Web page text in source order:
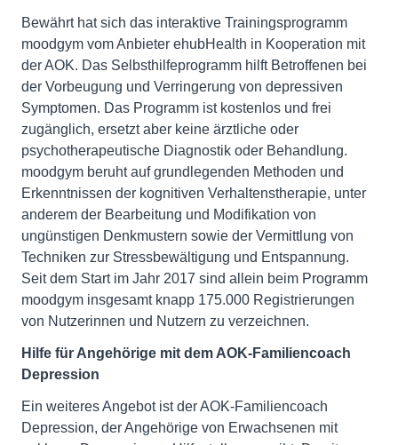
Bewährt hat sich das interaktive Trainingsprogramm
moodgym vom Anbieter ehubHealth in Kooperation mit
der AOK. Das Selbsthilfeprogramm hilft Betroffenen bei
der Vorbeugung und Verringerung von depressiven
Symptomen. Das Programm ist kostenlos und frei
zugänglich, ersetzt aber keine ärztliche oder
psychotherapeutische Diagnostik oder Behandlung.
moodgym beruht auf grundlegenden Methoden und
Erkenntnissen der kognitiven Verhaltenstherapie, unter
anderem der Bearbeitung und Modifikation von
ungünstigen Denkmustern sowie der Vermittlung von
Techniken zur Stressbewältigung und Entspannung.
Seit dem Start im Jahr 2017 sind allein beim Programm
moodgym insgesamt knapp 175.000 Registrierungen
von Nutzerinnen und Nutzern zu verzeichnen.
Hilfe für Angehörige mit dem AOK-Familiencoach
Depression
Ein weiteres Angebot ist der AOK-Familiencoach
Depression, der Angehörige von Erwachsenen mit